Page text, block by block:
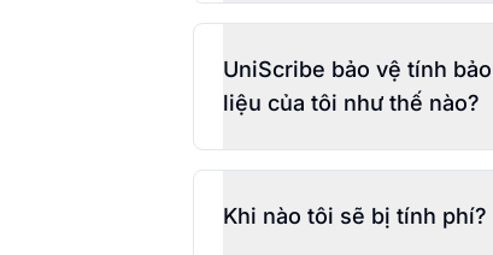
UniScribe bảo vệ tính
liệu của tôi như thế nào?
Khi nào tôi sẽ bị tính phí?